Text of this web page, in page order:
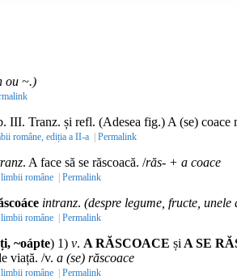
ou ~.)
III. Tranz. și refl. (Adesea fig.) A (se) coace
române, ediția a II-a | Permalink
. A face să se răscoacă. /răs- + a coace
române | Permalink
intranz. (despre legume, fructe, unele
române | Permalink
~oápte) 1) v. A RĂSCOACE și A SE
viață. /v. a (se) răscoace
române | Permalink